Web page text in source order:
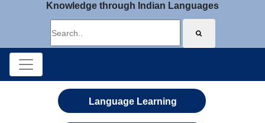
Knowledge through Indian Languages
Language Learning